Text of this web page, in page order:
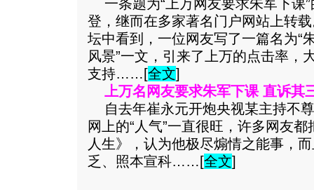
一条题为“上万网友要求朱军下课
登，继而在多家著名门户网站上转
坛中看到，一位网友写了一篇名为
风景”一文，引来了上万的点击率，
支持……[全文]
上万名网友要求朱军下课 直诉其
自去年崔永元开炮央视某主持不
网上的“人气”一直很旺，许多网友
人生》，认为他极尽煽情之能事，
乏、照本宣科……[全文]